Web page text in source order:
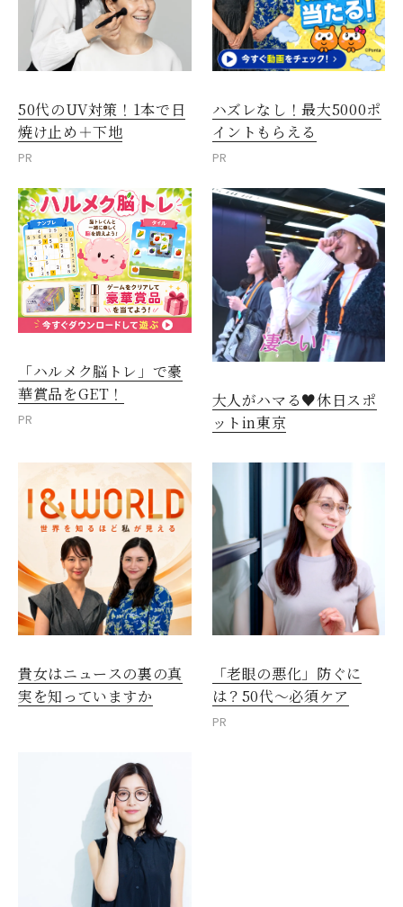
50代のUV対策！1本で日
焼け止め＋下地
PR
ハズレなし！最大5000ポ
イントもらえる
PR
「ハルメク脳トレ」で豪
華賞品をGET！
PR
大人がハマる♥休日スポ
ットin東京
貴女はニュースの裏の真
実を知っていますか
「老眼の悪化」防ぐに
は？50代～必須ケア
PR